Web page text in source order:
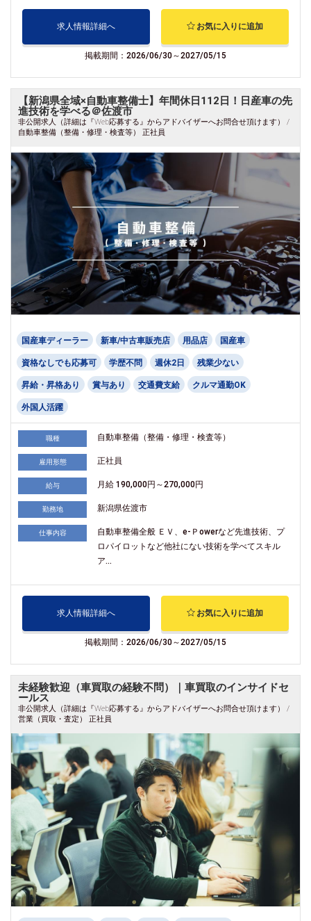
求人情報詳細へ お気に入りに追加
掲載期間：2026/06/30～2027/05/15
【新潟県全域×自動車整備士】年間休日112日！日産車の先
進技術を学べる＠佐渡市
非公開求人（詳細は『Web応募する』からアドバイザーへお問合せ頂けます） /
自動車整備（整備・修理・検査等） 正社員
国産車ディーラー 新車/中古車販売店 用品店 国産車
資格なしでも応募可 学歴不問 週休2日 残業少ない
昇給・昇格あり 賞与あり 交通費支給 クルマ通勤OK
外国人活躍
職種 自動車整備（整備・修理・検査等）
雇用形態 正社員
給与 月給 190,000円～270,000円
勤務地 新潟県佐渡市
仕事内容
自動車整備全般 ＥＶ、e-Ｐowerなど先進技術、プ
ロパイロットなど他社にない技術を学べてスキル
ア...
求人情報詳細へ お気に入りに追加
掲載期間：2026/06/30～2027/05/15
未経験歓迎（車買取の経験不問）｜車買取のインサイドセ
ールス
非公開求人（詳細は『Web応募する』からアドバイザーへお問合せ頂けます） /
営業（買取・査定） 正社員